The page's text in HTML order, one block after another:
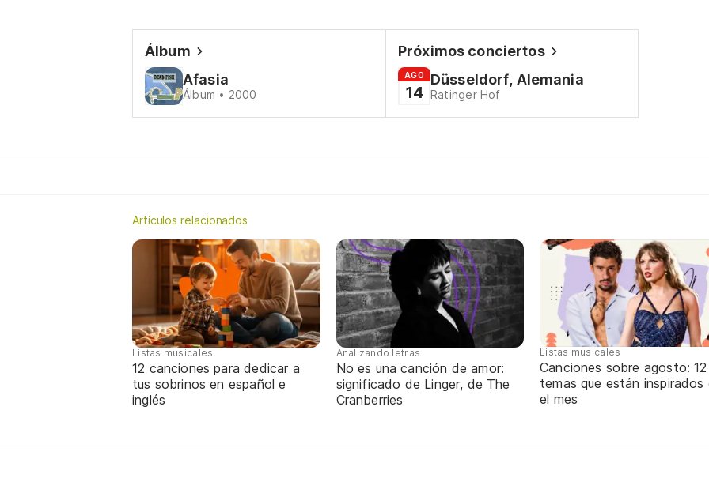
Álbum
Afasia
Álbum • 2000
Próximos conciertos
AGO
14
Düsseldorf, Alemania
Ratinger Hof
Artículos relacionados
Listas musicales
12 canciones para dedicar a
tus sobrinos en español e
inglés
Analizando letras
No es una canción de amor:
significado de Linger, de The
Cranberries
Listas musicales
Canciones sobre agosto: 12
temas que están inspirados
el mes